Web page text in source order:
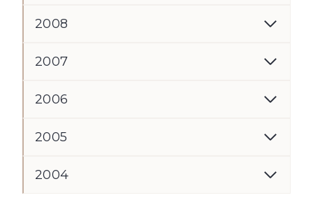
2008
2007
2006
2005
2004